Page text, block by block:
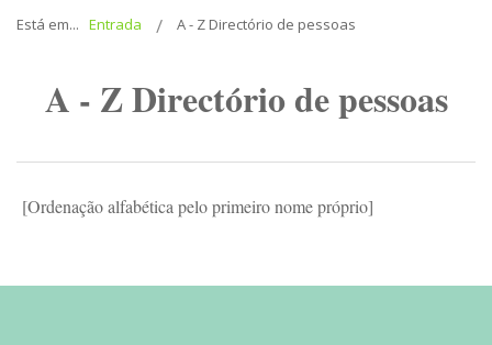
Está em... Entrada A - Z Directório de pessoas
A - Z Directório de pessoas
[Ordenação alfabética pelo primeiro nome próprio]